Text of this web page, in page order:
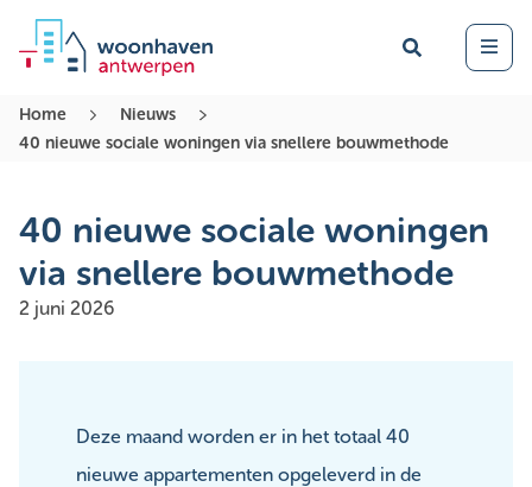
Zoek Open
Home
Nieuws
40 nieuwe sociale woningen via snellere bouwmethode
40 nieuwe sociale woningen
via snellere bouwmethode
2 juni 2026
Deze maand worden er in het totaal 40
nieuwe appartementen opgeleverd in de